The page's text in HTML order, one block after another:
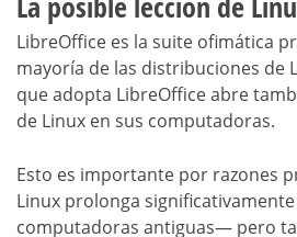
LibreOffice es la suite ofimática
mayoría de las distribuciones de
que adopta LibreOffice abre
de Linux en sus computadoras.
Esto es importante por razones
Linux prolonga
computadoras antiguas— pero